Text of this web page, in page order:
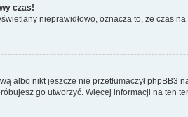
czas!
nieprawidłowo, oznacza to, że czas
albo nikt jeszcze nie przetłumaczył
go utworzyć. Więcej informacji na ten